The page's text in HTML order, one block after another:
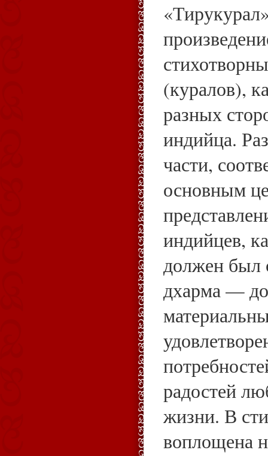
(куралов),
разных
индийца.
части,
основным
индийцев,
должен был
дхарма —
радостей
жизни. В
воплощена